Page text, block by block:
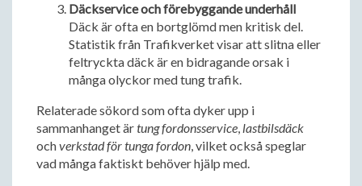
Däckservice och förebyggande underhåll
Däck är ofta en bortglömd men kritisk del.
Statistik från Trafikverket visar att slitna eller
feltryckta däck är en bidragande orsak i
många olyckor med tung trafik.
Relaterade sökord som ofta dyker upp i
sammanhanget ärtung fordonsservice, lastbilsdäck
ochverkstad för tunga fordon, vilket också speglar
vad många faktiskt behöver hjälp med.